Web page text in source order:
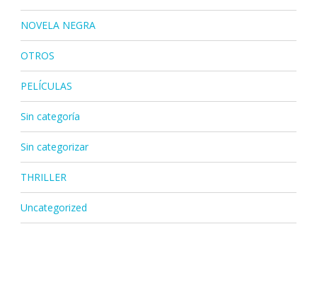
NOVELA NEGRA
OTROS
PELÍCULAS
Sin categoría
Sin categorizar
THRILLER
Uncategorized